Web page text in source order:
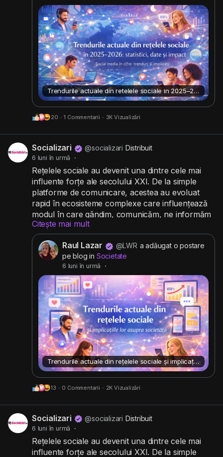
Trendurile actuale din retelele sociale in 2025–2026: statistici, date si impact
20 · 1 Commentarii · 3K Vizualizări
Socializari @socializari Distribuit
6 luni în urmă ·
Rețelele sociale au devenit una dintre cele mai
influente forțe ale secolului XXI. De la simple
platforme de comunicare, acestea au evoluat
rapid în ecosisteme complexe care influențează
modul în care gândim, comunicăm, ne informăm
și construim relații. Trendurile din social media nu
mai sunt doar schimbări tehnologice, ci adevărate
transformări sociale cu impact profund asupra
indivizilor, comunităților și economiei.
#retelesociale #socializare
Citește mai mult
Raul Lazar @LWR a adăugat o postare
pe blog in Societate
6 luni în urmă ·
Trendurile actuale din rețelele sociale și implicațiile lor asupra societății
13 · 0 Commentarii · 2K Vizualizări
Socializari @socializari Distribuit
6 luni în urmă ·
Rețelele sociale au devenit una dintre cele mai
influente forțe ale secolului XXI. De la simple